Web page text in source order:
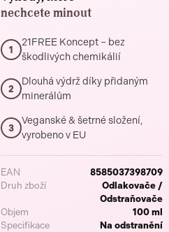
nechcete minout
1
21FREE Koncept – bez
škodlivých chemikálií
2
Dlouhá výdrž díky přidaným
minerálům
3
Veganské & šetrné složení,
vyrobeno v EU
EAN
8585037398709
Druh zboží
Odlakovače /
Odstraňovače
Objem
100 ml
Specifikace
Na odstranění